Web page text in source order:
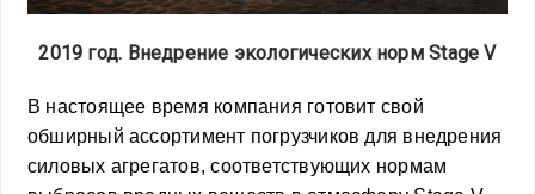
2019 год. Внедрение экологических норм Stage V
В настоящее время компания готовит свой
обширный ассортимент погрузчиков для внедрения
силовых агрегатов, соответствующих нормам